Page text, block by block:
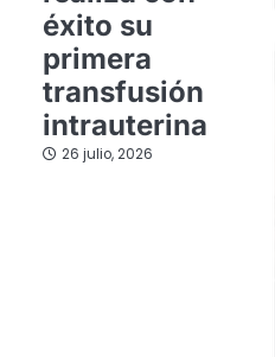
éxito su
primera
transfusión
intrauterina
26 julio, 2026